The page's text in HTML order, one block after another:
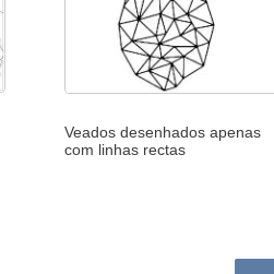
Veados desenhados apenas
com linhas rectas